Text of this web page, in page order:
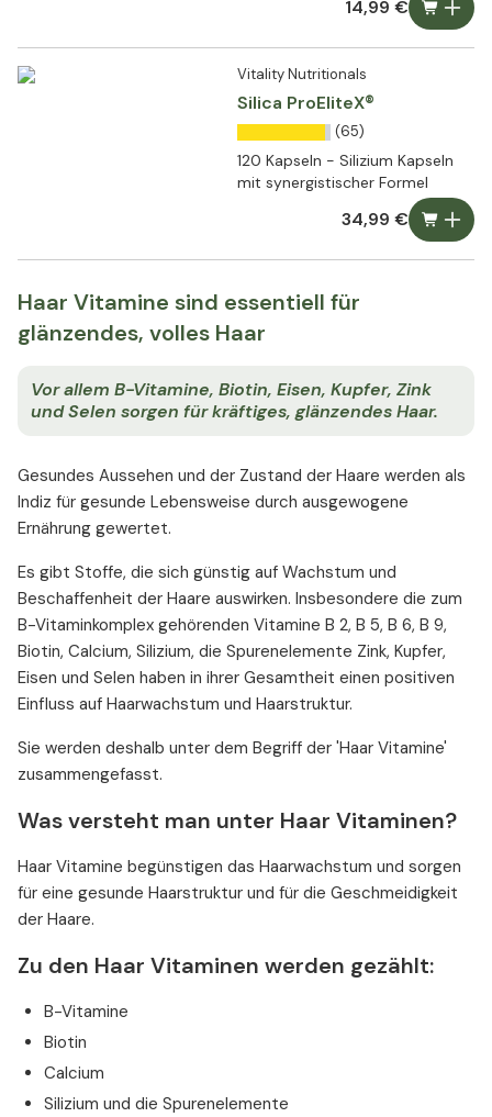
14,99 €
Vitality Nutritionals
Silica ProEliteX®
(65)
120 Kapseln - Silizium Kapseln
mit synergistischer Formel
34,99 €
Haar Vitamine sind essentiell für
glänzendes, volles Haar
Vor allem B-Vitamine, Biotin, Eisen, Kupfer, Zink
und Selen sorgen für kräftiges, glänzendes Haar.
Gesundes Aussehen und der Zustand der Haare werden als
Indiz für gesunde Lebensweise durch ausgewogene
Ernährung gewertet.
Es gibt Stoffe, die sich günstig auf Wachstum und
Beschaffenheit der Haare auswirken. Insbesondere die zum
B-Vitaminkomplex gehörenden Vitamine B 2, B 5, B 6, B 9,
Biotin, Calcium, Silizium, die Spurenelemente Zink, Kupfer,
Eisen und Selen haben in ihrer Gesamtheit einen positiven
Einfluss auf Haarwachstum und Haarstruktur.
Sie werden deshalb unter dem Begriff der 'Haar Vitamine'
zusammengefasst.
Was versteht man unter Haar Vitaminen?
Haar Vitamine begünstigen das Haarwachstum und sorgen
für eine gesunde Haarstruktur und für die Geschmeidigkeit
der Haare.
Zu den Haar Vitaminen werden gezählt:
B-Vitamine
Biotin
Calcium
Silizium und die Spurenelemente